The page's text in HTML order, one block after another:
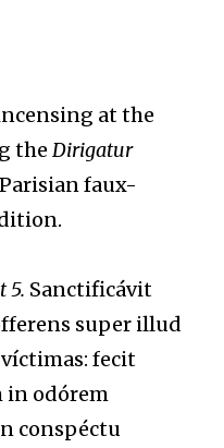
at the
the Dirigatur
faux-
5. Sanctificávit
super illud
fecit
in odórem
conspéctu